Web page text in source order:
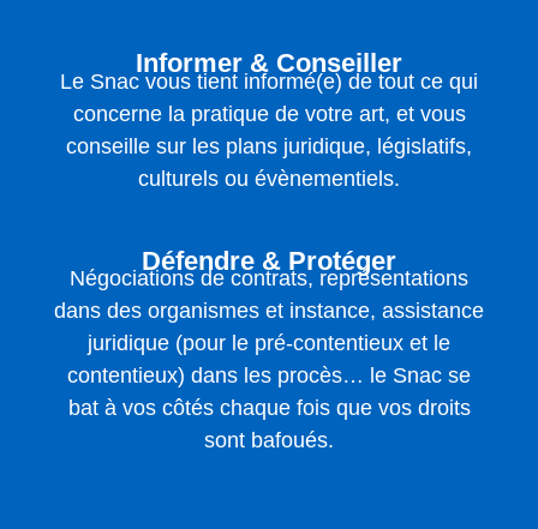
Informer & Conseiller
Le Snac vous tient informé(e) de tout ce qui
concerne la pratique de votre art, et vous
conseille sur les plans juridique, législatifs,
culturels ou évènementiels.
Défendre & Protéger
Négociations de contrats, représentations
dans des organismes et instance, assistance
juridique (pour le pré-contentieux et le
contentieux) dans les procès… le Snac se
bat à vos côtés chaque fois que vos droits
sont bafoués.